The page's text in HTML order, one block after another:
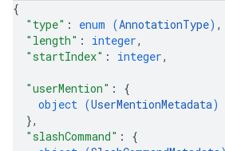
{
"type" : enum (AnnotationType) ,
"length" : integer,
"startIndex" : integer,
"userMention" : {
object (UserMentionMetadata)
},
"slashCommand" : {